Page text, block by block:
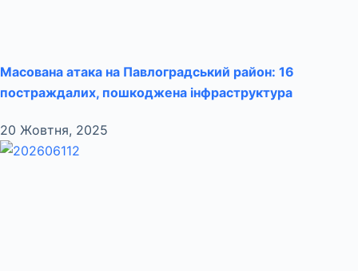
Масована атака на Павлоградський район: 16
постраждалих, пошкоджена інфраструктура
20 Жовтня, 2025